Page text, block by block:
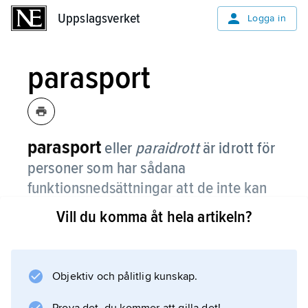
Uppslagsverket Logga in
parasport
parasport eller paraidrott är idrott för
personer som har sådana
funktionsnedsättningar att de inte kan
tävla med icke funktionsnedsatta på
lika villkor.
funktionsnedsättning. De tävlande är indelade
Vill du komma åt hela artikeln?
Objektiv och pålitlig kunskap.